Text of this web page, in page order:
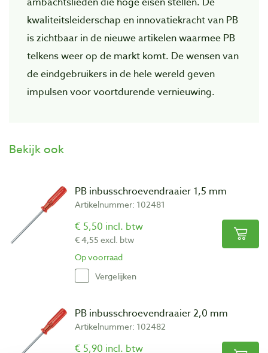
kwaliteitsleiderschap en innovatiekracht van PB
is zichtbaar in de nieuwe artikelen waarmee PB
telkens weer op de markt komt. De wensen van
de eindgebruikers in de hele wereld geven
impulsen voor voortdurende vernieuwing.
Bekijk ook
PB inbusschroevendraaier 1,5 mm
Artikelnummer: 102481
€ 5,50 incl. btw
€ 4,55 excl. btw
Op voorraad
Vergelijken
PB inbusschroevendraaier 2,0 mm
Artikelnummer: 102482
€ 5,90 incl. btw